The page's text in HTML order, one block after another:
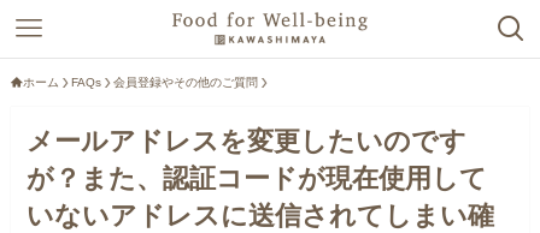
ホーム FAQs 会員登録やその他のご質問
メールアドレスを変更したいのです
が？また、認証コードが現在使用して
いないアドレスに送信されてしまい確